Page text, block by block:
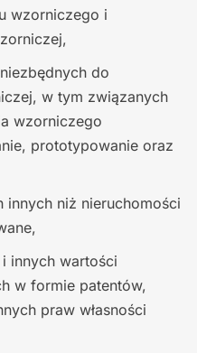
wzorniczego i
do
w tym związanych
wzorniczego
prototypowanie oraz
innych niż nieruchomości
innych wartości
w formie patentów,
praw własności